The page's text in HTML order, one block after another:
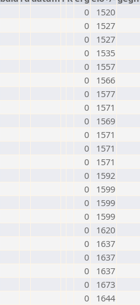
0
1520
0
1527
0
1527
0
1535
0
1557
0
1566
0
1577
0
1571
0
1569
0
1571
0
1571
0
1571
0
1592
0
1599
0
1599
0
1599
0
1620
0
1637
0
1637
0
1637
0
1673
0
1644